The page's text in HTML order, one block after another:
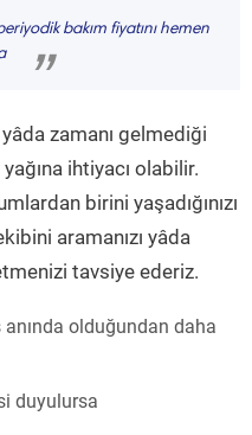
bakım fiyatını hemen
”
zamanı gelmediği
ihtiyacı olabilir.
birini yaşadığınızı
aramanızı yâda
tavsiye ederiz.
olduğundan daha
duyulursa